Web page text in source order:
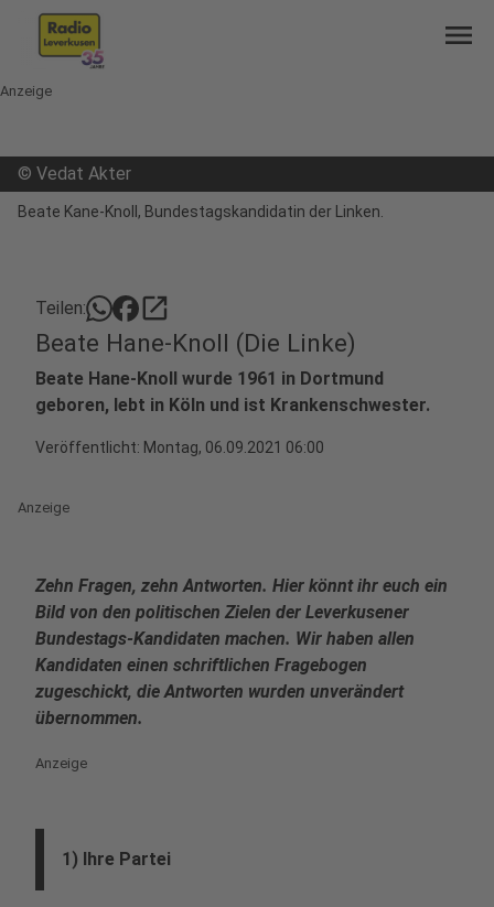
menu
Anzeige
© Vedat Akter
Beate Kane-Knoll, Bundestagskandidatin der Linken.
Teilen: open_in_new
Beate Hane-Knoll (Die Linke)
Beate Hane-Knoll wurde 1961 in Dortmund
geboren, lebt in Köln und ist Krankenschwester.
Veröffentlicht: Montag, 06.09.2021 06:00
Anzeige
Zehn Fragen, zehn Antworten. Hier könnt ihr euch ein
Bild von den politischen Zielen der Leverkusener
Bundestags-Kandidaten machen. Wir haben allen
Kandidaten einen schriftlichen Fragebogen
zugeschickt, die Antworten wurden unverändert
übernommen.
Anzeige
1) Ihre Partei